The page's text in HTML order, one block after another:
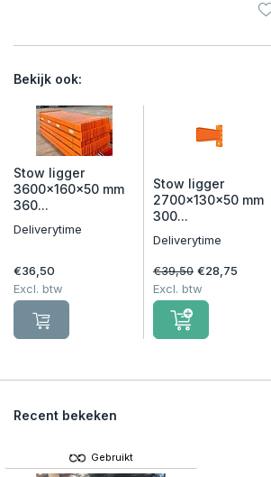
Bekijk ook:
Stow ligger
3600x160x50 mm
360...
Deliverytime
€36,50
Excl. btw
Stow ligger
2700x130x50 mm
300...
Deliverytime
€39,50 €28,75
Excl. btw
Recent bekeken
Gebruikt